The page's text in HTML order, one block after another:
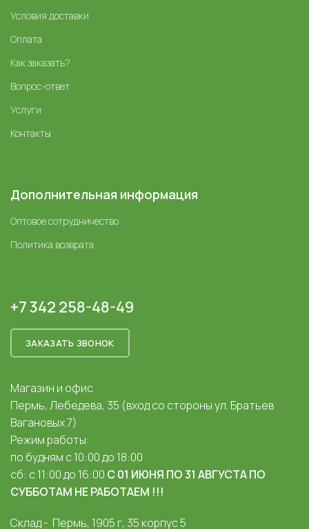
Условия доставки
Оплата
Как заказать?
Вопрос-ответ
Услуги
Контакты
Дополнительная информация
Оптовое сотрудничество
Политика возврата
+7 342 258-48-49
ЗАКАЗАТЬ ЗВОНОК
Магазин и офис
Пермь, Лебедева, 35 (вход со стороны ул. Братьев
Вагановых 7)
Режим работы:
по будням с 10:00 до 18:00
сб: с 11:00 до 16:00 С 01 ИЮНЯ ПО 31 АВГУСТА ПО
СУББОТАМ НЕ РАБОТАЕМ !!!
Склад - Пермь, 1905 г, 35 корпус 5